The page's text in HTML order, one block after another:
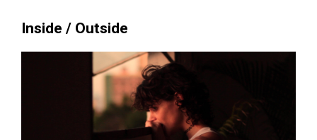
Inside / Outside